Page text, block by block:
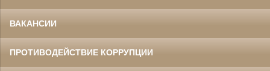
ВАКАНСИИ
ПРОТИВОДЕЙСТВИЕ КОРРУПЦИИ